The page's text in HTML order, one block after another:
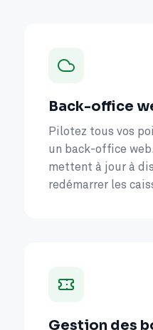
Back-office
Pilotez tous vos
un back-office
mettent à jour à
redémarrer les
Gestion des